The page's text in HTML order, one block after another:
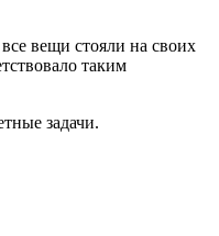
вещи стояли на своих
таким
задачи.